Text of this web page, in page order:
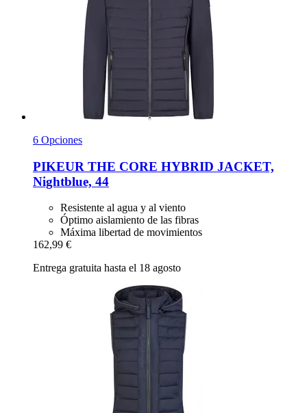
6 Opciones
PIKEUR THE CORE HYBRID JACKET,
Nightblue, 44
Resistente al agua y al viento
Óptimo aislamiento de las fibras
Máxima libertad de movimientos
162,99 €
Entrega gratuita hasta el 18 agosto